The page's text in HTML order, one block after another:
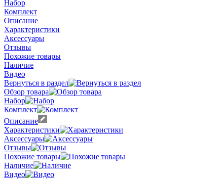
Набор
Комплект
Описание
Характеристики
Аксессуары
Отзывы
Похожие товары
Наличие
Видео
Вернуться в раздел
Обзор товара
Набор
Комплект
Описание
Характеристики
Аксессуары
Отзывы
Похожие товары
Наличие
Видео